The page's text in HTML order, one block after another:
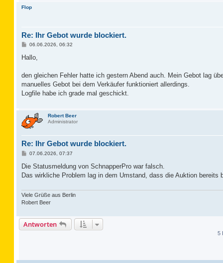
Flop
Re: Ihr Gebot wurde blockiert.
B
i
a
06.06.2026, 06:32
Hallo,
den gleichen Fehler hatte ich gestern Abend auch. Mein Gebot lag
manuelles Gebot bei dem Verkäufer funktioniert allerdings.
Logfile habe ich grade mal geschickt.
Robert Beer
Administrator
Re: Ihr Gebot wurde blockiert.
B
i
r
07.06.2026, 07:37
Die Statusmeldung von SchnapperPro war falsch.
Das wirkliche Problem lag in dem Umstand, dass die Auktion
Viele Grüße aus Berlin
Robert Beer
Antworten
5